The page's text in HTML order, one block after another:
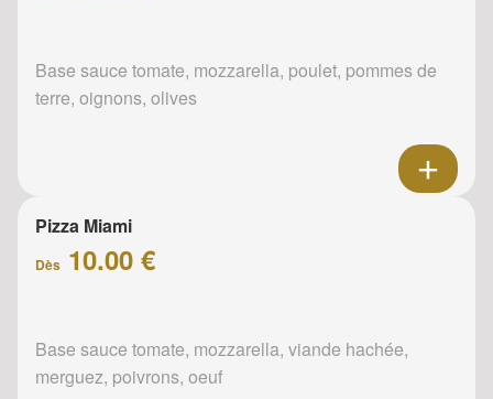
Base sauce tomate, mozzarella, poulet, pommes de
terre, oignons, olives
Pizza Miami
Dès 10.00 €
Base sauce tomate, mozzarella, viande hachée,
merguez, poivrons, oeuf